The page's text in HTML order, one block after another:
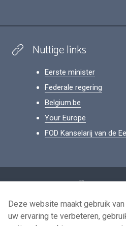
Nuttige links
Eerste minister
Federale regering
Belgium.be
Your Europe
FOD Kanselarij van de
Voorwaarden voor
Deze website maakt gebruik
uw ervaring te verbeteren,